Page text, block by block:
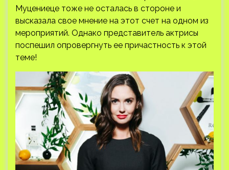
Муцениеце тоже не осталась в стороне и
высказала свое мнение на этот счет на одном из
мероприятий. Однако представитель актрисы
поспешил опровергнуть ее причастность к этой
теме!